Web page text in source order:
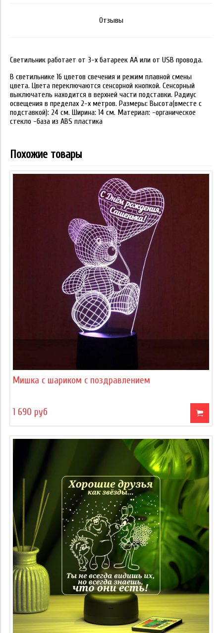
Отзывы
Светильник работает от 3-х батареек АА или от USB провода.
В светильнике 16 цветов свечения и режим плавной смены
цвета. Цвета переключаются сенсорной кнопкой. Сенсорный
выключатель находится в верхней части подставки. Радиус
освещения в пределах 2-х метров. Размеры: Высота(вместе с
подставкой): 24 см. Ширина: 14 см. Материал: -органическое
стекло -база из ABS пластика
Похожие товары
Мишка с шариком с поздравлением
1 690 руб